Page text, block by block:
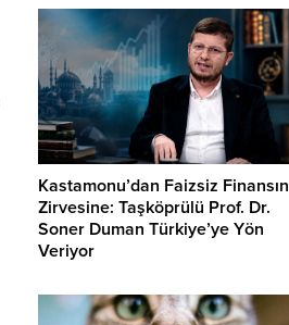
Kastamonu’dan Faizsiz Finansın
Zirvesine: Taşköprülü Prof. Dr.
Soner Duman Türkiye’ye Yön
Veriyor